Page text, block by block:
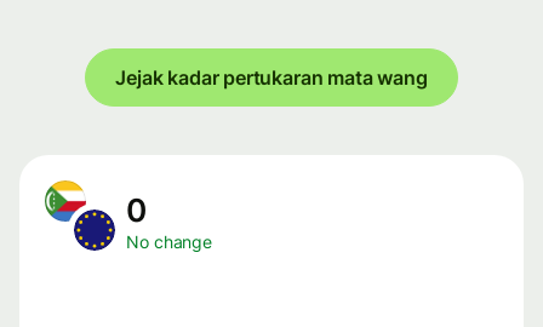
Jejak kadar pertukaran mata wang
0
No change